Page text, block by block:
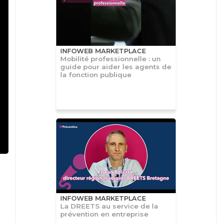
INFOWEB MARKETPLACE
Mobilité professionnelle : un
guide pour aider les agents de
la fonction publique
INFOWEB MARKETPLACE
La DREETS au service de la
prévention en entreprise